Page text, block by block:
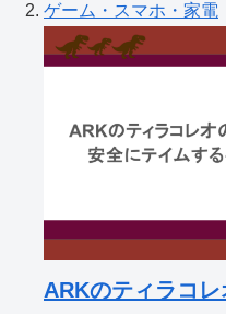
ゲーム・スマホ・家電
ARKのティラコ